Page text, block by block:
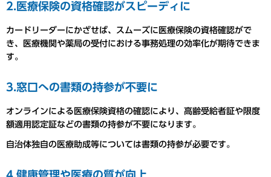
2.医療保険の資格確認がスピーディに
カードリーダーにかざせば、スムーズに医療保険の資格確認がで
き、医療機関や薬局の受付における事務処理の効率化が期待できま
す。
3.窓口への書類の持参が不要に
オンラインによる医療保険資格の確認により、高齢受給者証や限度
額適用認定証などの書類の持参が不要になります。
自治体独自の医療助成等については書類の持参が必要です。